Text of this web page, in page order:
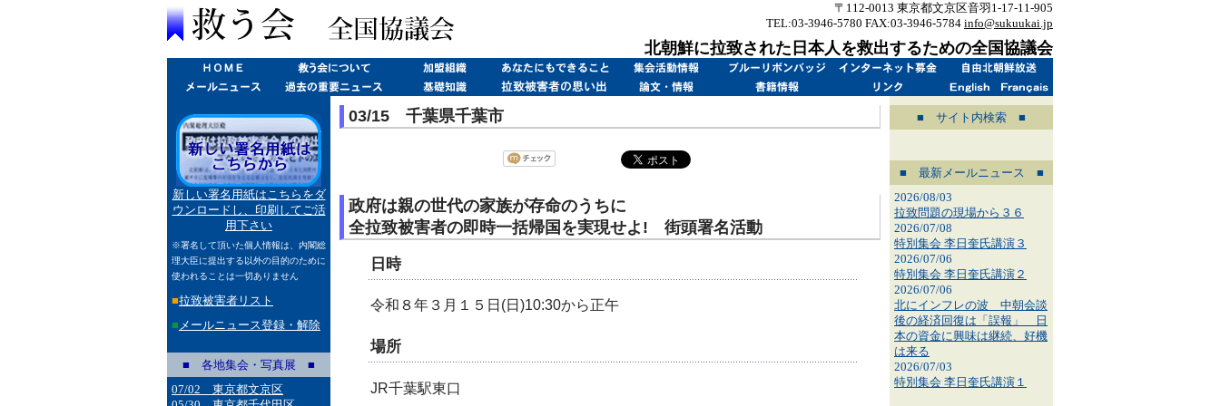
〒112-0013 東京都文京区音羽1-17-11-905
TEL:03-3946-5780 FAX:03-3946-5784 info@sukuukai.jp
北朝鮮に拉致された日本人を救出するための全国協議会
新しい署名用紙はこちらをダ
ウンロードし、印刷してご活
用下さい
※署名して頂いた個人情報は、内閣総
理大臣に提出する以外の目的のために
使われることは一切ありません
■拉致被害者リスト
■ メールニュース登録・解除
■ 各地集会・写真展 ■
07/02 東京都文京区
03/15 千葉県千葉市
政府は親の世代の家族が存命のうちに
全拉致被害者の即時一括帰国を実現せよ! 街頭署名活動
日時
令和８年３月１５日(日)10:30から正午
場所
JR千葉駅東口
■ サイト内検索 ■
■ 最新メールニュース ■
2026/08/03
拉致問題の現場から３６
2026/07/08
特別集会 李日奎氏講演３
2026/07/06
特別集会 李日奎氏講演２
2026/07/06
北にインフレの波 中朝会談
後の経済回復は「誤報」 日
本の資金に興味は継続、好機
は来る
2026/07/03
特別集会 李日奎氏講演１